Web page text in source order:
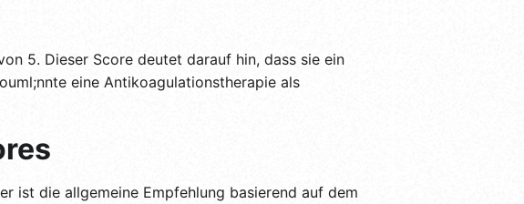
5. Dieser Score deutet darauf hin, dass sie ein
eine Antikoagulationstherapie als
ist die allgemeine Empfehlung basierend auf dem